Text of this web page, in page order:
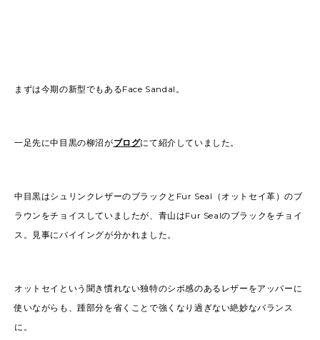
まずは今期の新型でもあるFace Sandal。
一足先に中目黒の柳沼がブログにて紹介していました。
中目黒はシュリンクレザーのブラックとFur Seal（オットセイ革）のブ
ラウンをチョイスしていましたが、青山はFur Sealのブラックをチョイ
ス。見事にバイイングが分かれました。
オットセイという聞き慣れない独特のシボ感のあるレザーをアッパーに
使いながらも、踵部分を省くことで強くなり過ぎない絶妙なバランス
に。